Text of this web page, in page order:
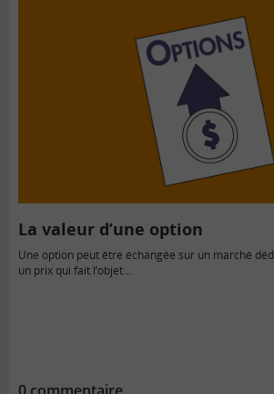
La valeur d’une option
Une option peut être échangée sur un marché
un prix qui fait l’objet…